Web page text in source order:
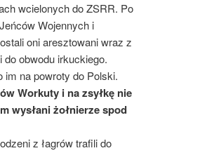
wcielonych do ZSRR. Po
Wojennych i
oni aresztowani wraz z
do obwodu irkuckiego.
na powroty do Polski.
Workuty i na zsyłkę nie
wysłani żołnierze spod
z łagrów trafili do